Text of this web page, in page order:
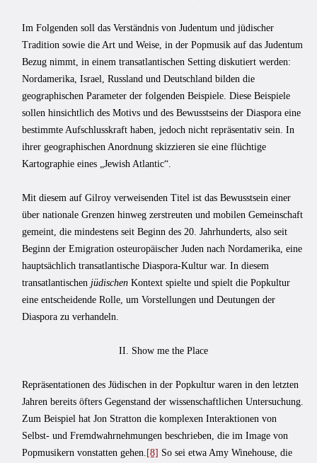
Im Folgenden soll das Verständnis von Judentum und jüdischer
Tradition sowie die Art und Weise, in der Popmusik auf das Judentum
Bezug nimmt, in einem transatlantischen Setting diskutiert werden:
Nordamerika, Israel, Russland und Deutschland bilden die
geographischen Parameter der folgenden Beispiele. Diese Beispiele
sollen hinsichtlich des Motivs und des Bewusstseins der Diaspora eine
bestimmte Aufschlusskraft haben, jedoch nicht repräsentativ sein. In
ihrer geographischen Anordnung skizzieren sie eine flüchtige
Kartographie eines „Jewish Atlantic“.
Mit diesem auf Gilroy verweisenden Titel ist das Bewusstsein einer
über nationale Grenzen hinweg zerstreuten und mobilen Gemeinschaft
gemeint, die mindestens seit Beginn des 20. Jahrhunderts, also seit
Beginn der Emigration osteuropäischer Juden nach Nordamerika, eine
hauptsächlich transatlantische Diaspora-Kultur war. In diesem
transatlantischen jüdischen Kontext spielte und spielt die Popkultur
eine entscheidende Rolle, um Vorstellungen und Deutungen der
Diaspora zu verhandeln.
II. Show me the Place
Repräsentationen des Jüdischen in der Popkultur waren in den letzten
Jahren bereits öfters Gegenstand der wissenschaftlichen Untersuchung.
Zum Beispiel hat Jon Stratton die komplexen Interaktionen von
Selbst- und Fremdwahrnehmungen beschrieben, die im Image von
Popmusikern vonstatten gehen. [8] So sei etwa Amy Winehouse, die